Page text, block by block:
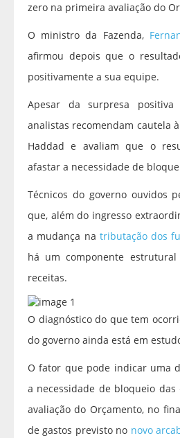
zero na primeira avaliação do
O ministro da Fazenda,
afirmou depois que o
positivamente a sua equipe.
Apesar da surpresa positiva
analistas recomendam cautela
Haddad e avaliam que o
afastar a necessidade de
Técnicos do governo ouvidos
que, além do ingresso
a mudança na tributação dos
há um componente
receitas.
O diagnóstico do que tem
do governo ainda está em
O fator que pode indicar uma
a necessidade de bloqueio
avaliação do Orçamento, no
de gastos previsto no novo